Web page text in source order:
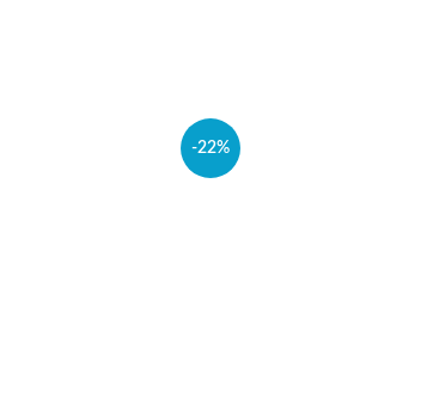
-22%